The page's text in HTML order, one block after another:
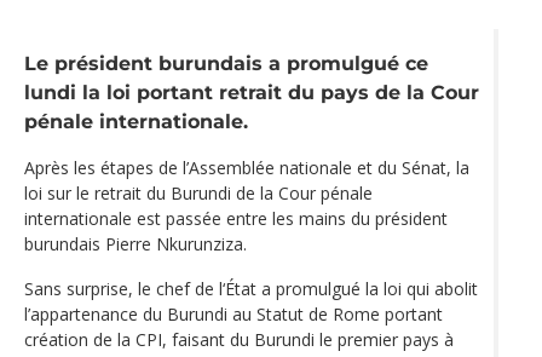
Le président burundais a promulgué ce
lundi la loi portant retrait du pays de la Cour
pénale internationale.
Après les étapes de l’Assemblée nationale et du Sénat, la
loi sur le retrait du Burundi de la Cour pénale
internationale est passée entre les mains du président
burundais Pierre Nkurunziza.
Sans surprise, le chef de l‘État a promulgué la loi qui abolit
l’appartenance du Burundi au Statut de Rome portant
création de la CPI, faisant du Burundi le premier pays à